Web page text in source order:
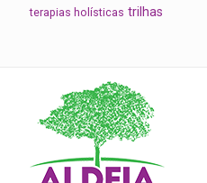
terapias holísticas trilhas